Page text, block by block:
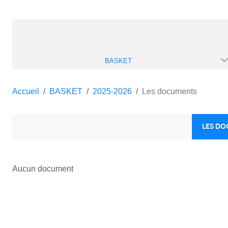
BASKET
Accueil BASKET 2025-2026 Les documents
LES
Aucun document